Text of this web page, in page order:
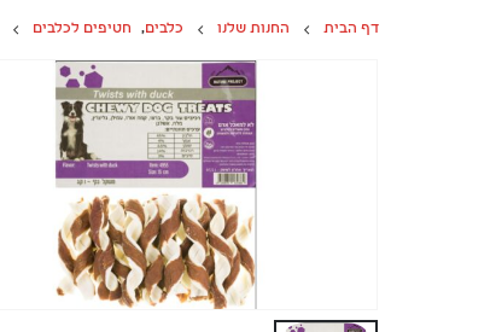
דף הבית החנות שלנו כלבים, חטיפים לכלבים